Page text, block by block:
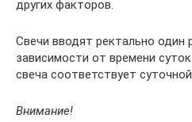
других факторов.
Свечи вводят ректально один
зависимости от времени
свеча соответствует
Внимание!